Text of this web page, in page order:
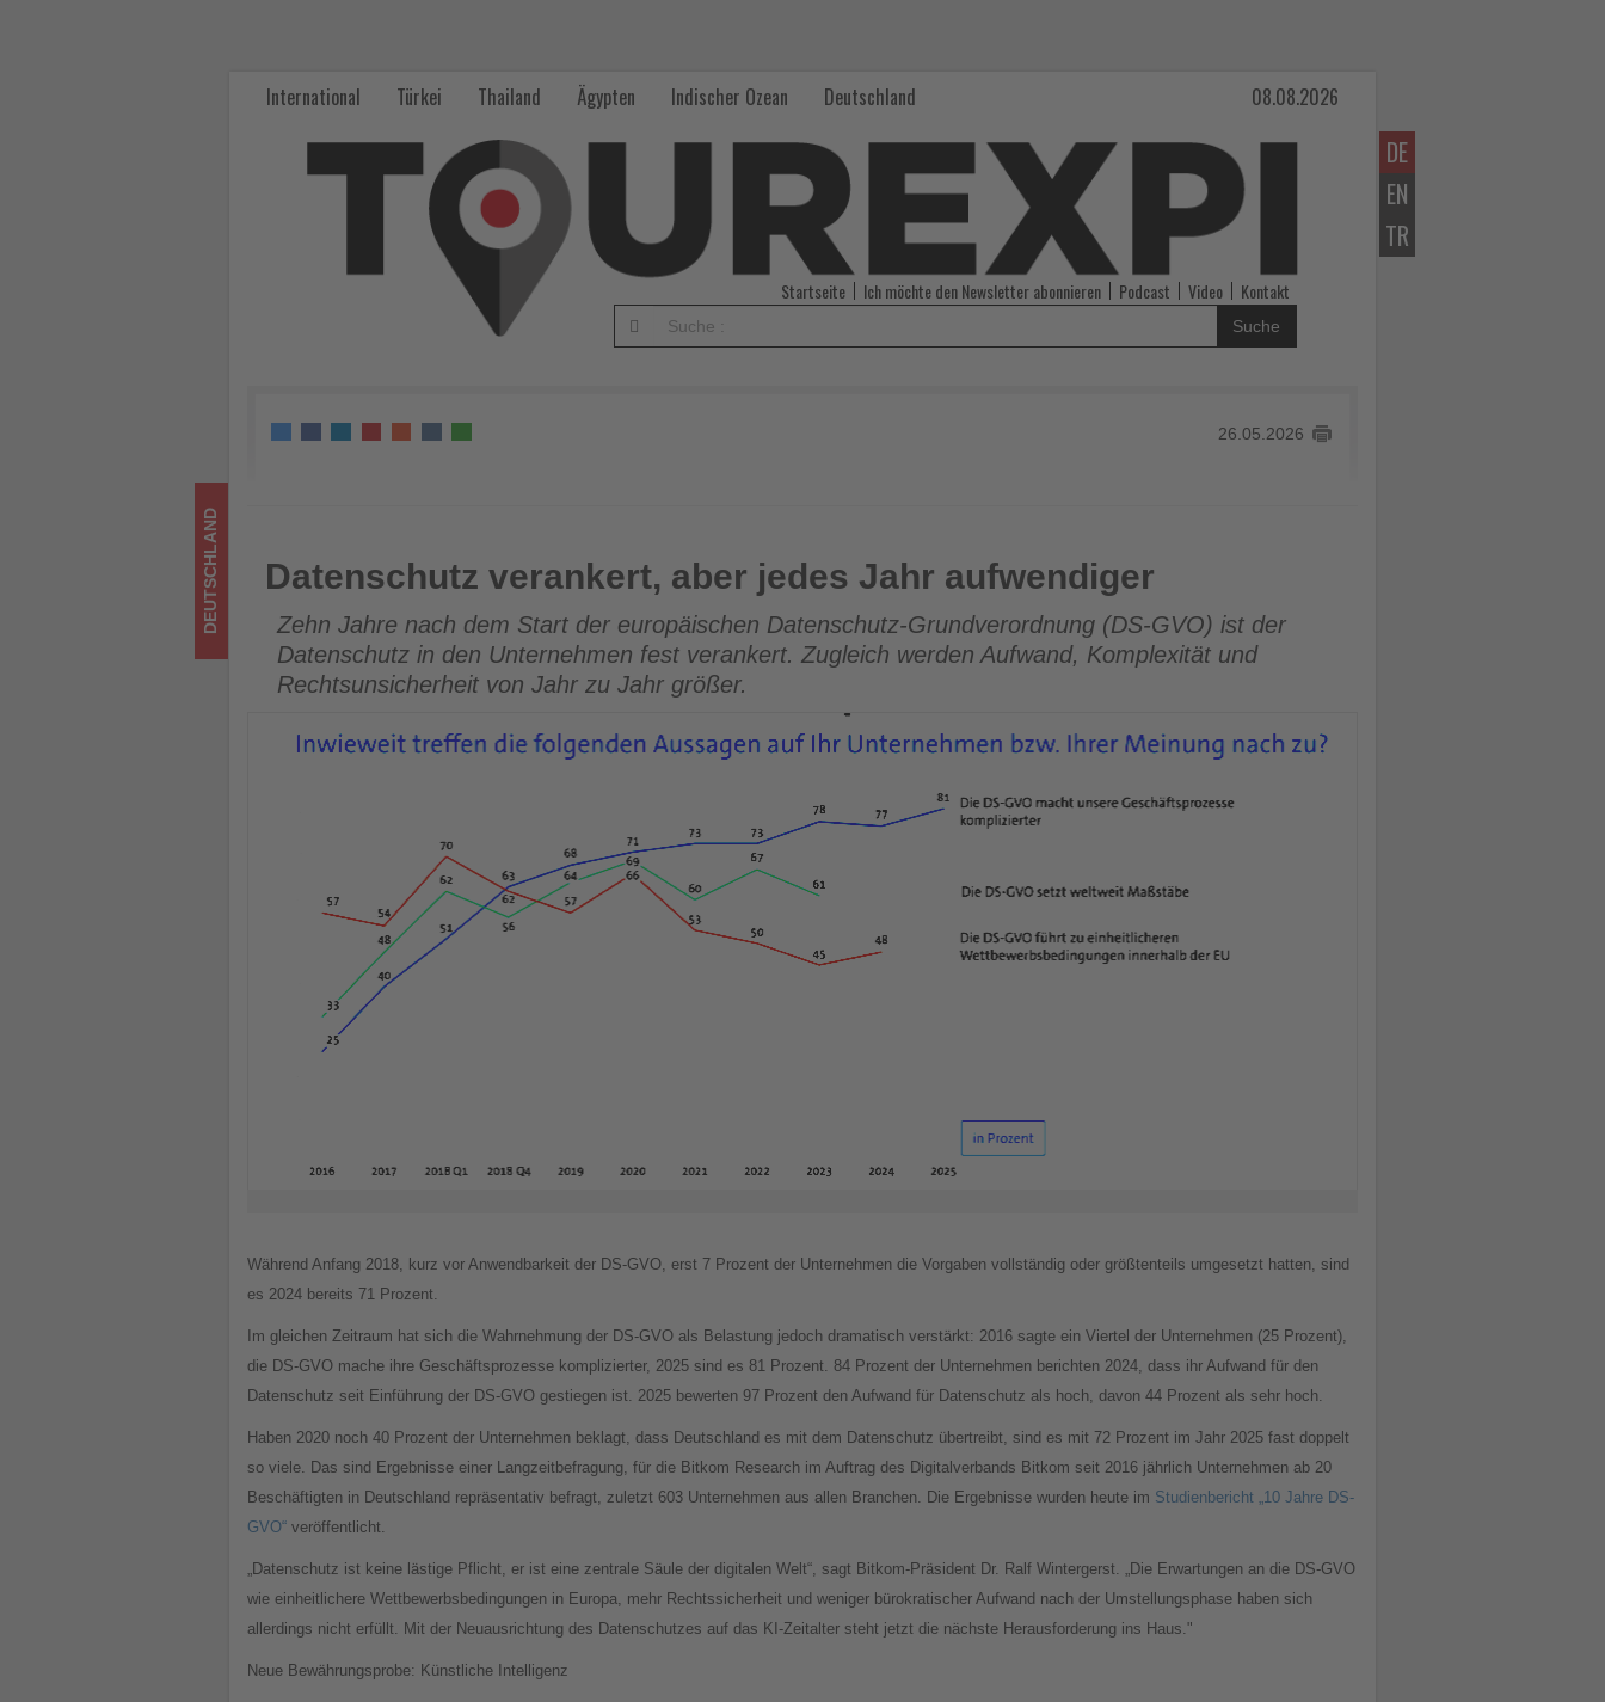
DE
EN
TR
International Türkei Thailand Ägypten Indischer Ozean Deutschland 08.08.2026
Startseite Ich möchte den Newsletter abonnieren Podcast Video Kontakt
Suche
26.05.2026
Datenschutz verankert, aber jedes Jahr aufwendiger
DEUTSCHLAND Datenschutz verankert, aber jedes Jahr aufwendiger
Zehn Jahre nach dem Start der europäischen Datenschutz-Grundverordnung (DS-GVO) ist der
Datenschutz in den Unternehmen fest verankert. Zugleich werden Aufwand, Komplexität und
Rechtsunsicherheit von Jahr zu Jahr größer.
Während Anfang 2018, kurz vor Anwendbarkeit der DS-GVO, erst 7 Prozent der Unternehmen die Vorgaben vollständig oder größtenteils umgesetzt hatten, sind
es 2024 bereits 71 Prozent.
Im gleichen Zeitraum hat sich die Wahrnehmung der DS-GVO als Belastung jedoch dramatisch verstärkt: 2016 sagte ein Viertel der Unternehmen (25 Prozent),
die DS-GVO mache ihre Geschäftsprozesse komplizierter, 2025 sind es 81 Prozent. 84 Prozent der Unternehmen berichten 2024, dass ihr Aufwand für den
Datenschutz seit Einführung der DS-GVO gestiegen ist. 2025 bewerten 97 Prozent den Aufwand für Datenschutz als hoch, davon 44 Prozent als sehr hoch.
Haben 2020 noch 40 Prozent der Unternehmen beklagt, dass Deutschland es mit dem Datenschutz übertreibt, sind es mit 72 Prozent im Jahr 2025 fast doppelt
so viele. Das sind Ergebnisse einer Langzeitbefragung, für die Bitkom Research im Auftrag des Digitalverbands Bitkom seit 2016 jährlich Unternehmen ab 20
Beschäftigten in Deutschland repräsentativ befragt, zuletzt 603 Unternehmen aus allen Branchen. Die Ergebnisse wurden heute im Studienbericht „10 Jahre DS-
GVO“ veröffentlicht.
„Datenschutz ist keine lästige Pflicht, er ist eine zentrale Säule der digitalen Welt“, sagt Bitkom-Präsident Dr. Ralf Wintergerst. „Die Erwartungen an die DS-GVO
wie einheitlichere Wettbewerbsbedingungen in Europa, mehr Rechtssicherheit und weniger bürokratischer Aufwand nach der Umstellungsphase haben sich
allerdings nicht erfüllt. Mit der Neuausrichtung des Datenschutzes auf das KI-Zeitalter steht jetzt die nächste Herausforderung ins Haus."
Neue Bewährungsprobe: Künstliche Intelligenz